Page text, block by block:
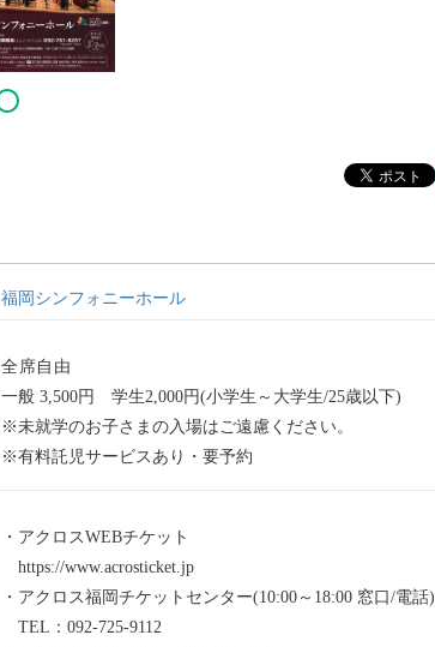
福岡シンフォニーホール
全席自由
一般 3,500円 学生2,000円(小学生～大学生/25歳以下)
※未就学のお子さまの入場はご遠慮ください。
※有料託児サービスあり・要予約
・アクロスWEBチケット
https://www.acrosticket.jp
・アクロス福岡チケットセンター(10:00～18:00 窓口/電話)
TEL：092-725-9112